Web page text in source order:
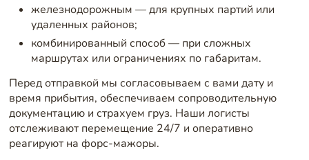
железнодорожным — для крупных партий или
удаленных районов;
комбинированный способ — при сложных
маршрутах или ограничениях по габаритам.
Перед отправкой мы согласовываем с вами дату и
время прибытия, обеспечиваем сопроводительную
документацию и страхуем груз. Наши логисты
отслеживают перемещение 24/7 и оперативно
реагируют на форс-мажоры.